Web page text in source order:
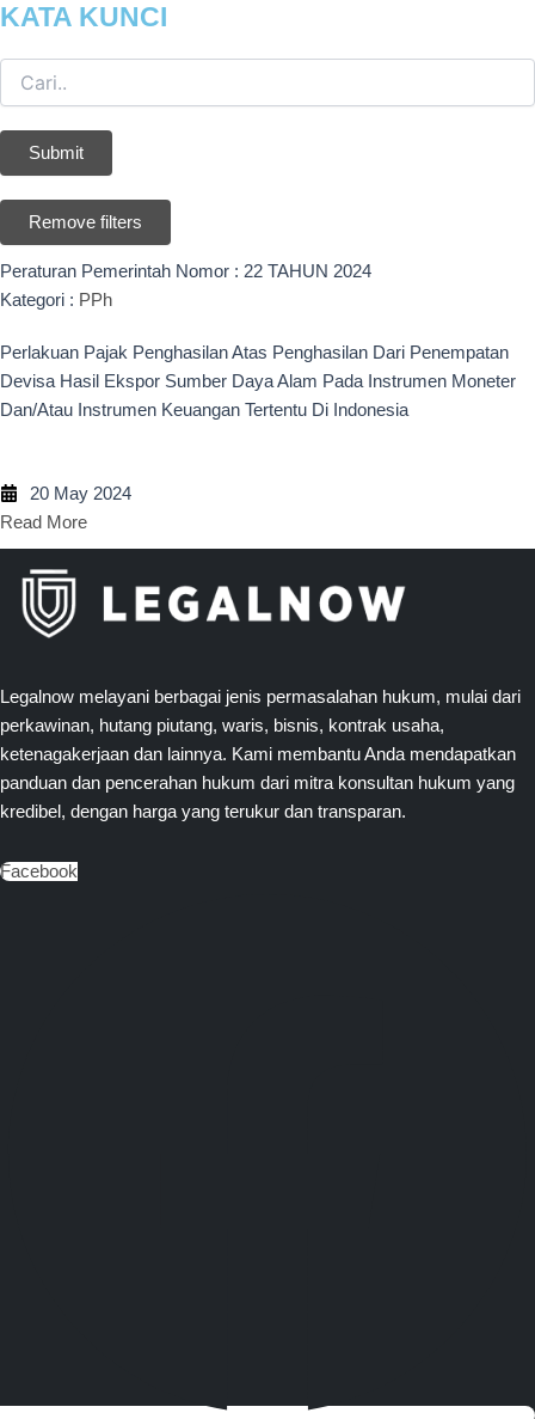
KATA KUNCI
Submit
Remove filters
Peraturan Pemerintah Nomor : 22 TAHUN 2024
Kategori : PPh
Perlakuan Pajak Penghasilan Atas Penghasilan Dari Penempatan
Devisa Hasil Ekspor Sumber Daya Alam Pada Instrumen Moneter
Dan/Atau Instrumen Keuangan Tertentu Di Indonesia
20 May 2024
Read More
Legalnow melayani berbagai jenis permasalahan hukum, mulai dari
perkawinan, hutang piutang, waris, bisnis, kontrak usaha,
ketenagakerjaan dan lainnya. Kami membantu Anda mendapatkan
panduan dan pencerahan hukum dari mitra konsultan hukum yang
kredibel, dengan harga yang terukur dan transparan.
Facebook